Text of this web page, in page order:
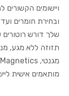
ויישומים הקשורים
ובחירת חומרים ועד
שלך דורש רוטורים
תזוזה ללא מגע,
מותאמים אישית